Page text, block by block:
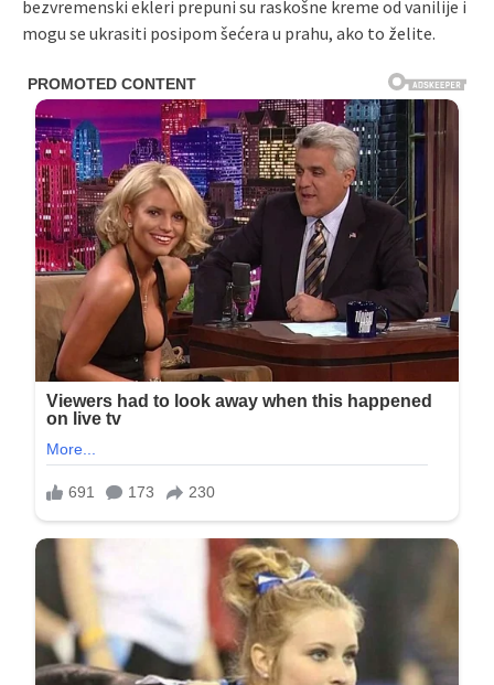
bezvremenski ekleri prepuni su raskošne kreme od vanilije i
mogu se ukrasiti posipom šećera u prahu, ako to želite.